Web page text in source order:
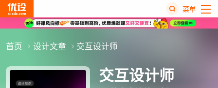
菜单
首页 设计文章 交互设计师
交互设计师